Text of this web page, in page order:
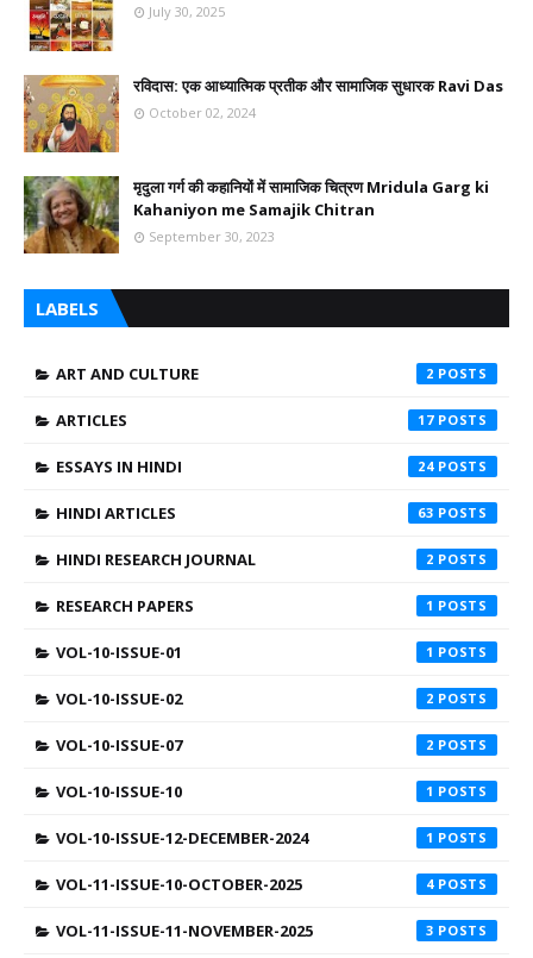
July 30, 2025
रविदास: एक आध्यात्मिक प्रतीक और सामाजिक सुधारक Ravi Das
October 02, 2024
मृदुला गर्ग की कहानियों में सामाजिक चित्रण Mridula Garg ki
Kahaniyon me Samajik Chitran
September 30, 2023
LABELS
ART AND CULTURE 2
ARTICLES 17
ESSAYS IN HINDI 24
HINDI ARTICLES 63
HINDI RESEARCH JOURNAL 2
RESEARCH PAPERS 1
VOL-10-ISSUE-01 1
VOL-10-ISSUE-02 2
VOL-10-ISSUE-07 2
VOL-10-ISSUE-10 1
VOL-10-ISSUE-12-DECEMBER-2024 1
VOL-11-ISSUE-10-OCTOBER-2025 4
VOL-11-ISSUE-11-NOVEMBER-2025 3